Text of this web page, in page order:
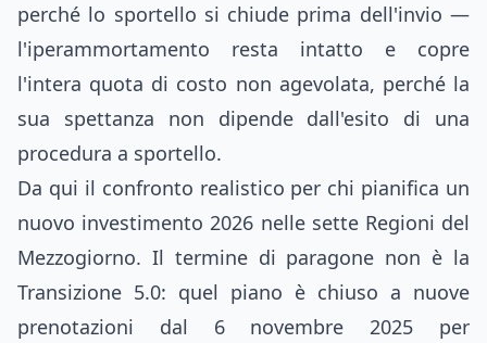
perché lo sportello si chiude prima dell'invio —
l'iperammortamento resta intatto e copre
l'intera quota di costo non agevolata, perché la
sua spettanza non dipende dall'esito di una
procedura a sportello.
Da qui il confronto realistico per chi pianifica un
nuovo investimento 2026 nelle sette Regioni del
Mezzogiorno. Il termine di paragone non è la
Transizione 5.0: quel piano è chiuso a nuove
prenotazioni dal 6 novembre 2025 per